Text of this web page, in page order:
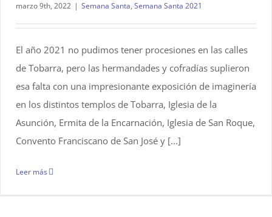
marzo 9th, 2022 | Semana Santa, Semana Santa 2021
El año 2021 no pudimos tener procesiones en las calles
de Tobarra, pero las hermandades y cofradías suplieron
esa falta con una impresionante exposición de imaginería
en los distintos templos de Tobarra, Iglesia de la
Asunción, Ermita de la Encarnación, Iglesia de San Roque,
Convento Franciscano de San José y [...]
Leer más